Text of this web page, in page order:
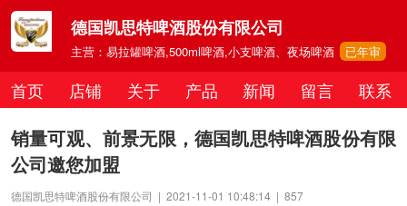
德国凯思特啤酒股份有限公司
主营：易拉罐啤酒,500ml啤酒,小支啤酒、夜场啤酒 已年审
首页 店铺 关于 产品 新闻 留言 联系
销量可观、前景无限，德国凯思特啤酒股份有限
公司邀您加盟
德国凯思特啤酒股份有限公司 | 2021-11-01 10:48:14 | 857